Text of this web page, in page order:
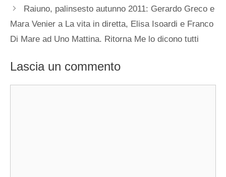
Raiuno, palinsesto autunno 2011: Gerardo Greco e
Mara Venier a La vita in diretta, Elisa Isoardi e Franco
Di Mare ad Uno Mattina. Ritorna Me lo dicono tutti
Lascia un commento